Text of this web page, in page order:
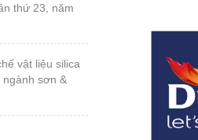
thứ 23, năm
sơn &